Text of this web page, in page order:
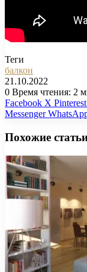
Теги
балкон
21.10.2022
0 Время чтения: 2
Facebook X Pinterest
Messenger
Похожие